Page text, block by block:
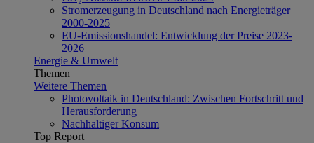
Stromerzeugung in Deutschland nach Energieträger
2000-2025
EU-Emissionshandel: Entwicklung der Preise 2023-
2026
Energie & Umwelt
Themen
Weitere Themen
Photovoltaik in Deutschland: Zwischen Fortschritt und
Herausforderung
Nachhaltiger Konsum
Top Report